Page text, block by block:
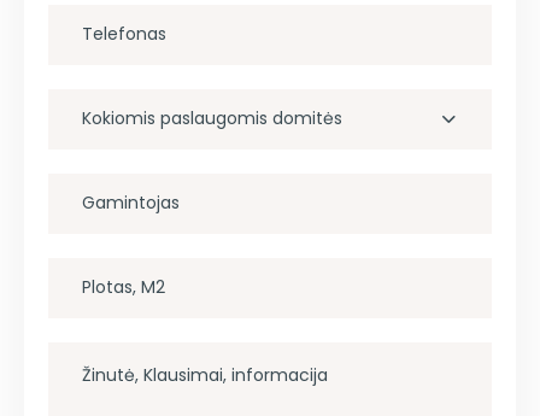
Kokiomis paslaugomis domitės